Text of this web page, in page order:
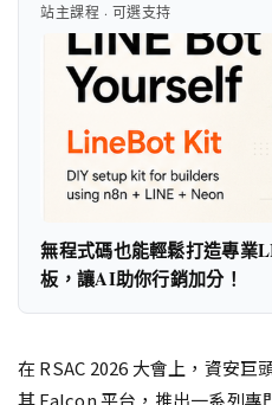
站主課程 · 可選支持
無程式碼也能輕鬆打造專業
板，讓AI助你行銷加分！
在 RSAC 2026 大會上，資安
其 Falcon 平台，推出一系列專